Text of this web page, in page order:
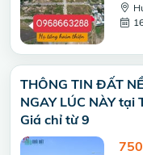
THÔNG TIN ĐẤT
NGAY LÚC NÀY
Giá chỉ từ 9